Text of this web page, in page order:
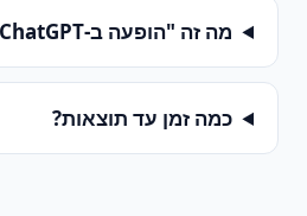
מה זה "הופעה ב-ChatGPT"?
כמה זמן עד תוצאות?